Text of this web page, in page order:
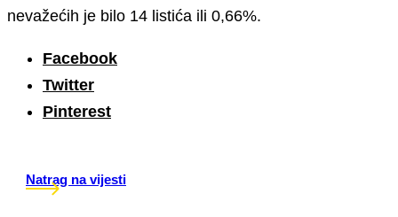
nevažećih je bilo 14 listića ili 0,66%.
Facebook
Twitter
Pinterest
Natrag na vijesti